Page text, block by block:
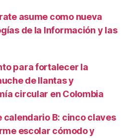
asume como nueva
de la Información y las
para fortalecer la
de llantas y
circular en Colombia
calendario B: cinco claves
escolar cómodo y